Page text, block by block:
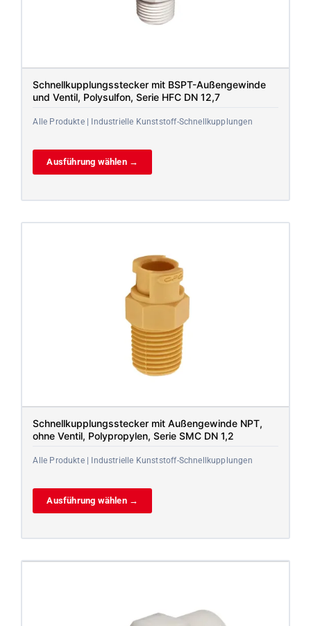
Schnellkupplungsstecker mit BSPT-Außengewinde
und Ventil, Polysulfon, Serie HFC DN 12,7
Alle Produkte | Industrielle Kunststoff-Schnellkupplungen
Ausführung wählen →
Schnellkupplungsstecker mit Außengewinde NPT,
ohne Ventil, Polypropylen, Serie SMC DN 1,2
Alle Produkte | Industrielle Kunststoff-Schnellkupplungen
Ausführung wählen →